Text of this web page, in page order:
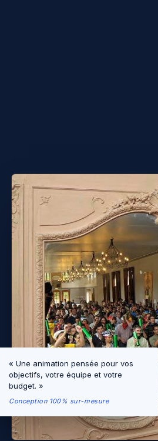
« Une animation pensée pour vos
objectifs, votre équipe et votre
budget. »
Conception 100% sur-mesure